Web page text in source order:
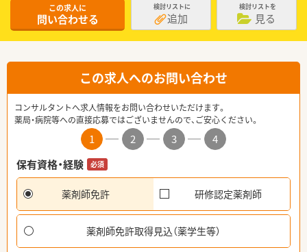
この求人に
問い合わせる
検討リストに
追加
検討リストを
見る
この求人へのお問い合わせ
コンサルタントへ求人情報をお問い合わせいただけます。
薬局・病院等への直接応募ではございませんので、ご安心ください。
1 2 3
4
保有資格・経験
必須
薬剤師免許 研修認定薬剤師
薬剤師免許取得見込（薬学生等）